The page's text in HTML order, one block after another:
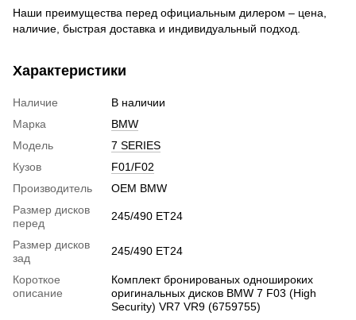
Наши преимущества перед официальным дилером – цена,
наличие, быстрая доставка и индивидуальный подход.
Характеристики
Наличие
В наличии
Марка
BMW
Модель
7 SERIES
Кузов
F01/F02
Производитель
OEM BMW
Размер дисков
перед
245/490 ET24
Размер дисков
зад
245/490 ET24
Короткое
описание
Комплект бронированых одношироких
оригинальных дисков BMW 7 F03 (High
Security) VR7 VR9 (6759755)